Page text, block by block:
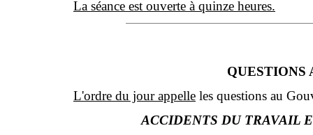
La séance est ouverte à quinze heures.
QUESTIONS
L'ordre du jour appelle les questions au
ACCIDENTS DU TRAVAIL